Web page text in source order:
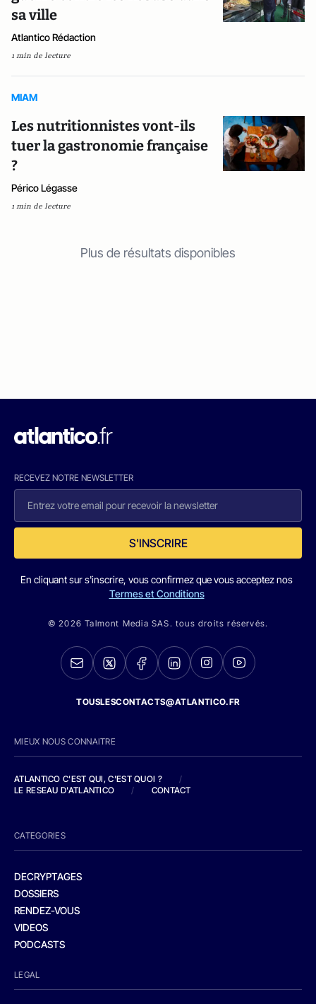
sa ville
Atlantico Rédaction
1 min de lecture
MIAM
Les nutritionnistes vont-ils
tuer la gastronomie française
?
Périco Légasse
1 min de lecture
Plus de résultats disponibles
RECEVEZ NOTRE NEWSLETTER
S'INSCRIRE
En cliquant sur s'inscrire, vous confirmez que vous acceptez nos
Termes et Conditions
© 2026 Talmont Media SAS. tous droits réservés.
TOUSLESCONTACTS@ATLANTICO.FR
MIEUX NOUS CONNAITRE
ATLANTICO C'EST QUI, C'EST QUOI ?
/
LE RESEAU D'ATLANTICO
/ CONTACT
CATEGORIES
DECRYPTAGES
DOSSIERS
RENDEZ-VOUS
VIDEOS
PODCASTS
LEGAL